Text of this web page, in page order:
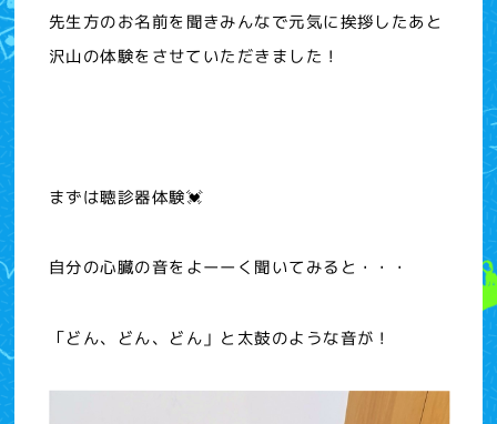
先生方のお名前を聞きみんなで元気に挨拶したあと
沢山の体験をさせていただきました！
まずは聴診器体験💓
自分の心臓の音をよーーく聞いてみると・・・
「どん、どん、どん」と太鼓のような音が！